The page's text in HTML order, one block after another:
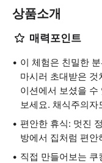
상품소개
매력포인트
이 체험은 친밀한
마시러 초대받은 것
이션에서 보셨을
보세요. 채식주의자
편안한 휴식: 멋진
방에서 집처럼 편안
직접 만들어보는 쿠